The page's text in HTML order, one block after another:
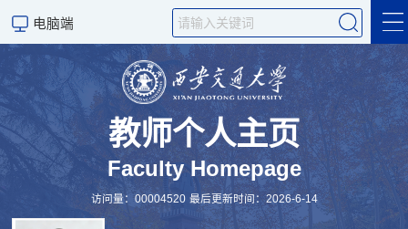
电脑端
学术成果
科研项目
研究领域
学生培养
教师个人主页
Faculty Homepage
访问量：00004520 最后更新时间：2026-6-14